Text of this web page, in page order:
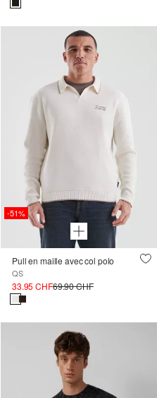
-51%
Pull en maille avec col polo
QS
33.95 CHF69.90 CHF